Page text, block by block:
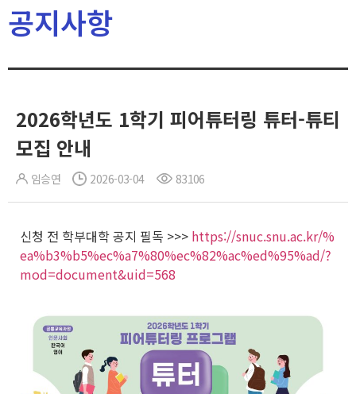
공지사항
2026학년도 1학기 피어튜터링 튜터-튜티
모집 안내
임승연 2026-03-04 83106
신청 전 학부대학 공지 필독 >>> https://snuc.snu.ac.kr/%
ea%b3%b5%ec%a7%80%ec%82%ac%ed%95%ad/?
mod=document&uid=568